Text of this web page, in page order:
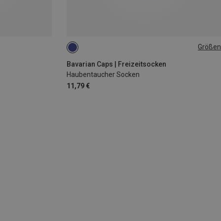
Größen
Bavarian Caps | Freizeitsocken
Haubentaucher Socken
11,79 €
36|37|38|39|40